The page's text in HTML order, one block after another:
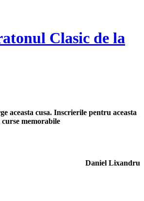
Clasic de la
aceasta cusa. Inscrierile pentru aceasta
curse memorabile
Daniel Lixandru